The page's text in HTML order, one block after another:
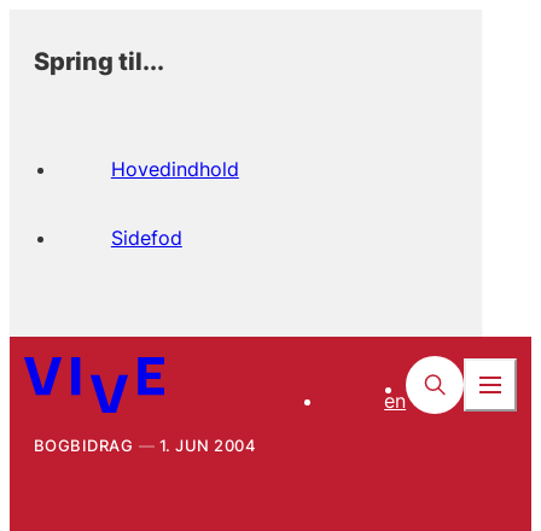
Spring til...
Hovedindhold
Sidefod
en
BOGBIDRAG 1. JUN 2004